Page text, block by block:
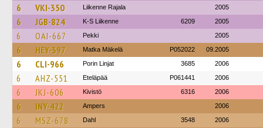
6 VKI-350 Liikenne Rajala 2005
6 JGB-824 K-S Liikenne 6209 2005
6 OAI-667 Pekki 2005
6 HEY-397 Matka Mäkelä P052022 09.2005
6 CLI-966 Porin Linjat 3685 2006
6 AHZ-551 Eteläpää P061441 2006
6 JKJ-606 Kivistö 6316 2006
6 INY-422 Ampers 2006
6 MSZ-678 Dahl 3548 2006